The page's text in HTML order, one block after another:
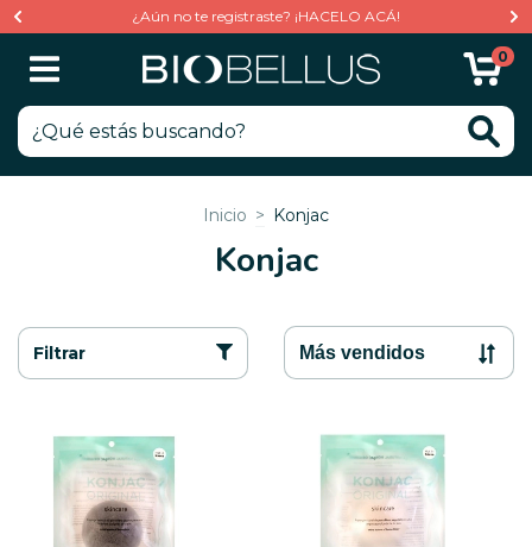
¿Aún no te registraste? ¡HACELO ACÁ!
0
Inicio > Konjac
Konjac
Filtrar